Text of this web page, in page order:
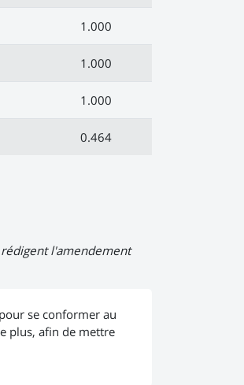
1.000
1.000
1.000
0.464
l'amendement
se conformer au
plus, afin de mettre